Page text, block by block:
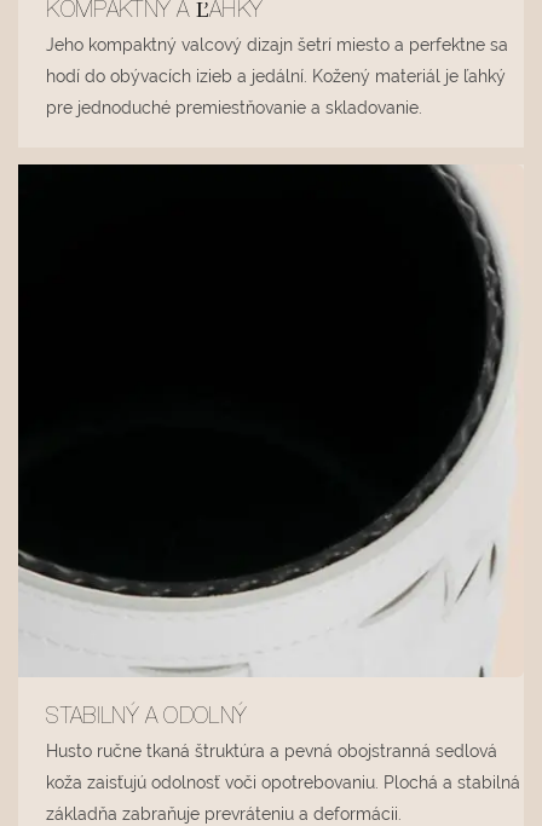
KOMPAKTNÝ A ĽAHKÝ
Jeho kompaktný valcový dizajn šetrí miesto a perfektne sa
hodí do obývacích izieb a jedální. Kožený materiál je ľahký
pre jednoduché premiestňovanie a skladovanie.
STABILNÝ A ODOLNÝ
Husto ručne tkaná štruktúra a pevná obojstranná sedlová
koža zaisťujú odolnosť voči opotrebovaniu. Plochá a stabilná
základňa zabraňuje prevráteniu a deformácii.